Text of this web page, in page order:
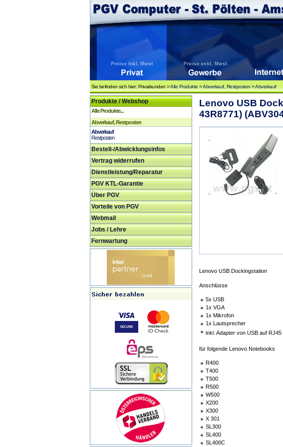
Sie befinden sich hier: Privatkunden >Alle Produkte >Abverkauf, Restposten >Abverkauf
Produkte / Webshop
Alle Produkte...
Abverkauf, Restposten
Abverkauf
Restposten
Bestell-/Abwicklungsinfos
Vertrag widerrufen
Dienstleistung/Reparatur
PGV KTL-Garantie
Über PGV
Vorteile von PGV
Webmail
Jobs / Lehre
Fernwartung
Lenovo USB
43R8771)
Lenovo USB Dockingstation
Anschlüsse
5x USB
1x VGA
1x Mikrofon
1x Lautsprecher
inkl. Adapter von USB auf RJ45
für folgende Lenovo Notebooks
R400
T400
T500
R500
W500
X200
X300
X 301
SL300
SL400
SL400C